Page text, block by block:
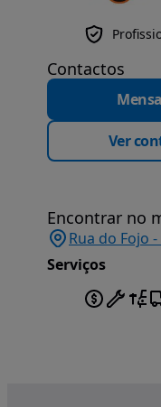
Contactos
Ver
Encontrar no
Rua do Fojo
Serviços